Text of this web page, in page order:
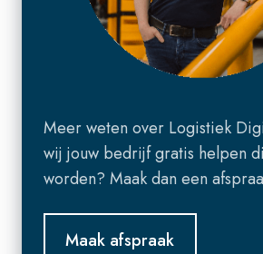
Meer weten over Logistiek
wij jouw bedrijf gratis helpen
worden? Maak dan een
Maak afspraak